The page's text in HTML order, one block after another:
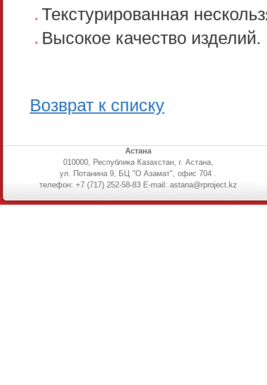
Текстурированная
Высокое качество изделий.
Возврат к списку
Астана
010000, Республика Казахстан, г. Астана,
ул. Потанина 9, БЦ "О Азамат", офис 704 .
телефон: +7 (717) 252-58-83 E-mail: astana@rproject.kz